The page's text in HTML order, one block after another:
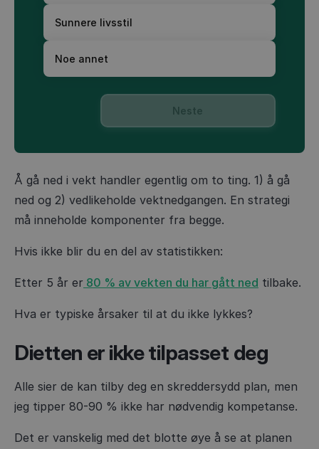
Sunnere livsstil
Noe annet
Neste
Å gå ned i vekt handler egentlig om to ting. 1) å gå
ned og 2) vedlikeholde vektnedgangen. En strategi
må inneholde komponenter fra begge.
Hvis ikke blir du en del av statistikken:
Etter 5 år er 80 % av vekten du har gått ned tilbake.
Hva er typiske årsaker til at du ikke lykkes?
Dietten er ikke tilpasset deg
Alle sier de kan tilby deg en skreddersydd plan, men
jeg tipper 80-90 % ikke har nødvendig kompetanse.
Det er vanskelig med det blotte øye å se at planen